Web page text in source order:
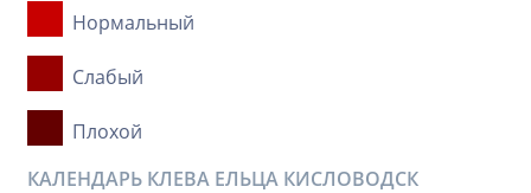
Нормальный
Слабый
Плохой
КАЛЕНДАРЬ КЛЕВА ЕЛЬЦА КИСЛОВОДСК